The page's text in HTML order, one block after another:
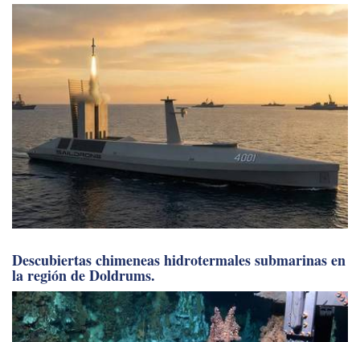
Descubiertas chimeneas hidrotermales submarinas en
la región de Doldrums.